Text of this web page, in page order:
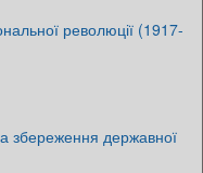
революції (1917-
збереження державної